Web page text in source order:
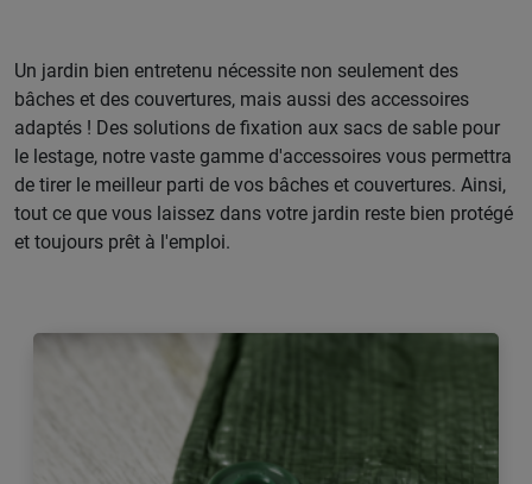
Un jardin bien entretenu nécessite non seulement des
bâches et des couvertures, mais aussi des accessoires
adaptés ! Des solutions de fixation aux sacs de sable pour
le lestage, notre vaste gamme d'accessoires vous permettra
de tirer le meilleur parti de vos bâches et couvertures. Ainsi,
tout ce que vous laissez dans votre jardin reste bien protégé
et toujours prêt à l'emploi.